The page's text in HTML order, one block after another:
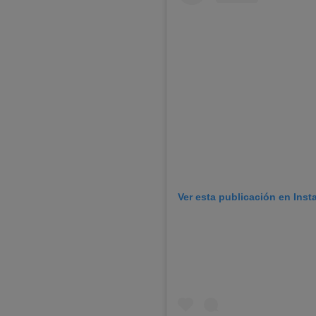
Ver esta publicación en